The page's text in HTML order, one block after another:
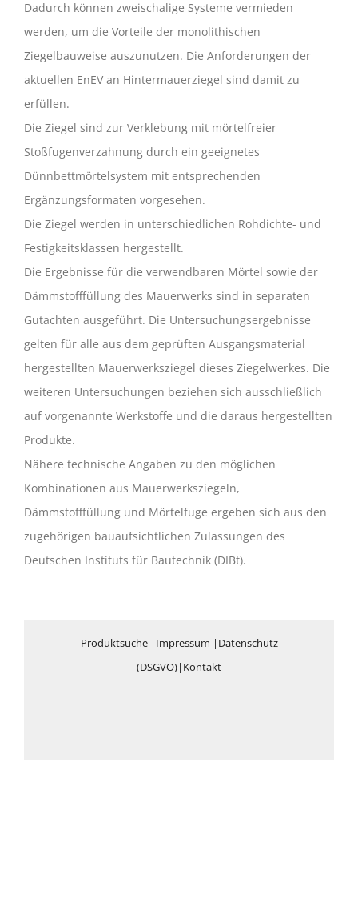
Dadurch können zweischalige Systeme vermieden
werden, um die Vorteile der monolithischen
Ziegelbauweise auszunutzen. Die Anforderungen der
aktuellen EnEV an Hintermauerziegel sind damit zu
erfüllen.
Die Ziegel sind zur Verklebung mit mörtelfreier
Stoßfugenverzahnung durch ein geeignetes
Dünnbettmörtelsystem mit entsprechenden
Ergänzungsformaten vorgesehen.
Die Ziegel werden in unterschiedlichen Rohdichte- und
Festigkeitsklassen hergestellt.
Die Ergebnisse für die verwendbaren Mörtel sowie der
Dämmstofffüllung des Mauerwerks sind in separaten
Gutachten ausgeführt. Die Untersuchungsergebnisse
gelten für alle aus dem geprüften Ausgangsmaterial
hergestellten Mauerwerksziegel dieses Ziegelwerkes. Die
weiteren Untersuchungen beziehen sich ausschließlich
auf vorgenannte Werkstoffe und die daraus hergestellten
Produkte.
Nähere technische Angaben zu den möglichen
Kombinationen aus Mauerwerksziegeln,
Dämmstofffüllung und Mörtelfuge ergeben sich aus den
zugehörigen bauaufsichtlichen Zulassungen des
Deutschen Instituts für Bautechnik (DIBt).
Produktsuche| Impressum | Datenschutz
(DSGVO)| Kontakt